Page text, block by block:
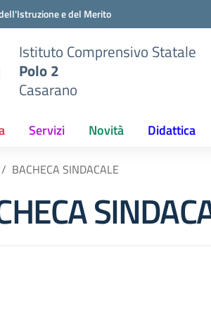
e del Merito
Istituto Comprensivo Statale
Polo 2
Casarano
Servizi Novità Didattica
BACHECA SINDACALE